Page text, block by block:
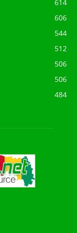
614
606
544
512
506
506
484